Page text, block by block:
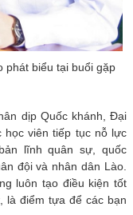
phát biểu tại buổi gặp
dịp Quốc khánh, Đại
học viên tiếp tục nỗ lực
lĩnh quân sự, quốc
đội và nhân dân Lào.
luôn tạo điều kiện tốt
là điểm tựa để các bạn